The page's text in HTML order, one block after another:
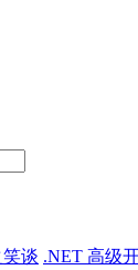
谈 .NET 高级